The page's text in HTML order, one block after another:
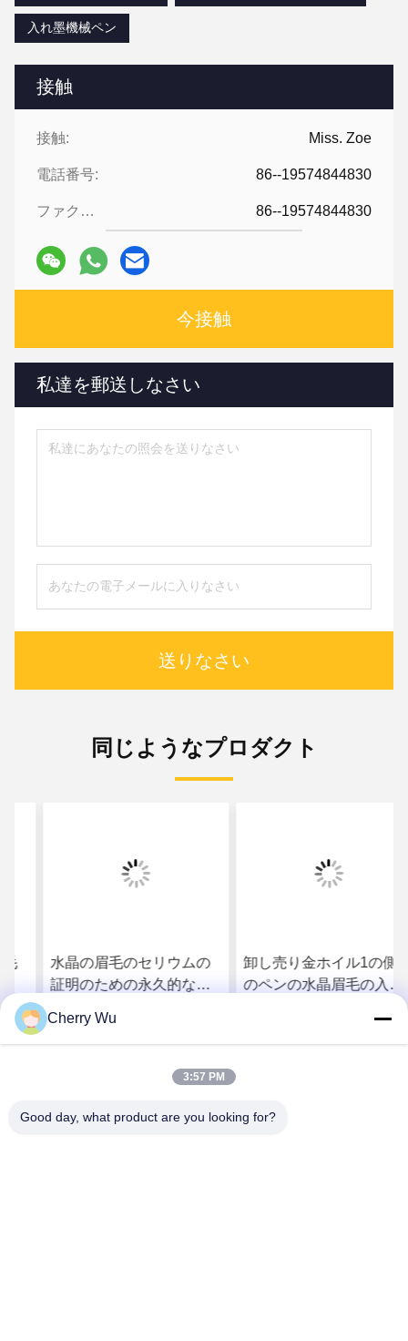
接触
接触: Miss. Zoe
電話番号: 86--19574844830
ファクシミリ: 86--19574844830
今接触
私達を郵送しなさい
送りなさい
入れ墨機械ペン
同じようなプロダクト
水晶の眉毛のセリウムの
証明のための永久的な構
造用具のMicrobladingの入
れ墨のペン
最もよい価格を得なさ
卸し売り金ホイル1の側面
のペンの水晶眉毛の入れ
ペン最もよい価格を得なさ
Cherry Wu
3:57 PM
Good day, what product are you looking for?